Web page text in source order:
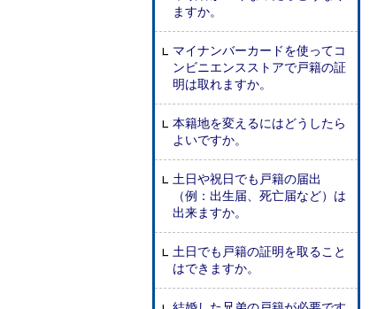
ますか。
マイナンバーカードを使ってコ
ンビニエンスストアで戸籍の証
明は取れますか。
本籍地を変えるにはどうしたら
よいですか。
土日や祝日でも戸籍の届出
（例：出生届、死亡届など）は
出来ますか。
土日でも戸籍の証明を取ること
はできますか。